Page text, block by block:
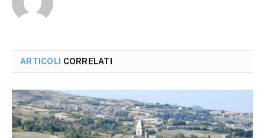
ARTICOLI CORRELATI